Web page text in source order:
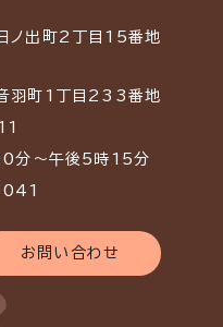
ノ出町2丁目15番地
羽町1丁目233番地
分～午後5時15分
お問い合わせ